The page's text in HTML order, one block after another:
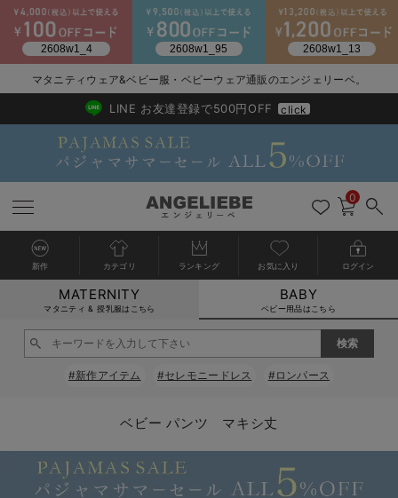
新生児服全て
ベビー服全て
ロンパース・カバーオール
ベビー ブルマ
シーズンアイテム全て
ベビー・新生児 寝具全て
ベビーベッド・布団 （ベビー・新生児）
ベビー 雑貨全て
ベビーチェア（ハイローチェア）・ベビーラック
ベビー 雑貨 小物
お出かけグッズ全て
ベビー｜季節の特集全て
猛暑からベビーを守るひんやりグッズ
ベビーの動物なりきり特集
アウトレット全て
【アウトレット】ワンピース
【アウトレット】パジャマ
特集全て
抗菌防臭加工
コットン素材
再入荷全て
再入荷｜インナー
戻る
送料無料アイテム全て
ワンピース
スカート
戻る
ブラキャミ おまとめ
戻る
【37周年祭セール】
【37周年祭セール】
戻る
気温差別オススメア
【15℃】3月下旬～
戻る
動きやすく着回しで
戻る
強撚スムース(コスパ
戻る
マタニティウェア
【おまとめ割】パジ
戻る
こだわりの履き心地
カジュアル
オフィス
戻る
ジャケット派
きれいめ美脚パンツ派
戻る
出産準備応援割全て
マタニティパジャマ
戻る
【オフィスカジュア
戻る
レギンスタイプ
戻る
【フォーマル】ワン
戻る
【ベビー】長袖
戻る
ハンカチ
短肌着
戻る
快適ウェア10%OFF
快適ウェア10%OFF
戻る
春のマタニティワン
セットアップ・ レイ
ジャンパースカート/
戻る
Gift Selection 出産
〜3,000円（税込）
10,001円（税込）〜
戻る
冬の冷え対策インナ
薄くてあったか
保温&リカバリー
戻る
入院準備の持ち物チ
入院してすぐ使うグ
戻る
冬のあったか特集全て
【冬のあったか特集
【冬のあったか特集
マタニティウェア&ベビー服・ベビーウェア通販のエンジェリーベ。
2026/NewArrival
送料495円(一部地域を除く) 7,700円以上で送料無料
LINE お友達登録で500円OFF click
0
新作 カテゴリ ランキング お気に入り ログイン
MATERNITY
マタニティ & 授乳服はこちら
BABY
ベビー用品はこちら
#新作アイテム #セレモニードレス #ロンパース
ベビー パンツ マキシ丈
カートに入れる
閉じる